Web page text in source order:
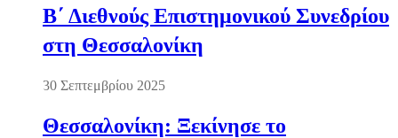
Β΄ Διεθνούς Επιστημονικού Συνεδρίου
στη Θεσσαλονίκη
30 Σεπτεμβρίου 2025
Θεσσαλονίκη: Ξεκίνησε το